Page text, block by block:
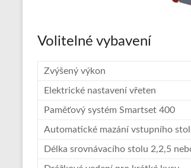
Volitelné vybavení
Zvýšený výkon
Elektrické nastavení vřeten
Paměťový systém Smartset 400
Automatické mazání vstupního
Délka srovnávacího stolu 2,2,5